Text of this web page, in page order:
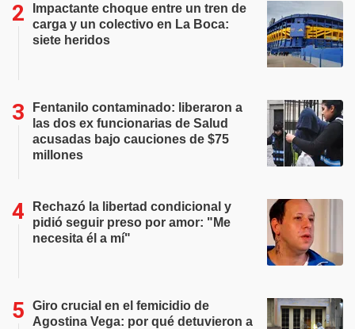
Impactante choque entre un tren de
carga y un colectivo en La Boca:
siete heridos
Fentanilo contaminado: liberaron a
las dos ex funcionarias de Salud
acusadas bajo cauciones de $75
millones
Rechazó la libertad condicional y
pidió seguir preso por amor: "Me
necesita él a mí"
Giro crucial en el femicidio de
Agostina Vega: por qué detuvieron a